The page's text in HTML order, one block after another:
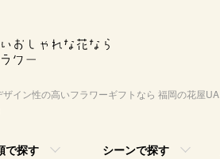
イン性の高いフラワーギフトなら 福岡の花屋UA
で探す シーンで探す